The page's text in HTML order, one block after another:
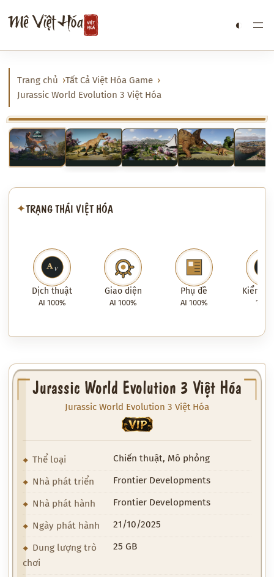
đến
nội
dung
Mê Việt Hóa ◐
Trang chủ
Tất Cả Việt Hóa Game
Jurassic World Evolution 3 Việt Hóa
‹ ›
✦TRẠNG THÁI VIỆT HÓA
Dịch thuật
AI 100%
Giao diện
AI 100%
Phụ đề
AI 100%
Kiểm
100%
Jurassic World Evolution 3 Việt Hóa
Jurassic World Evolution 3 Việt Hóa
VIP
Thể loại Chiến thuật, Mô phỏng
Nhà phát triển Frontier Developments
Nhà phát hành Frontier Developments
Ngày phát hành 21/10/2025
Dung lượng trò
chơi
25 GB